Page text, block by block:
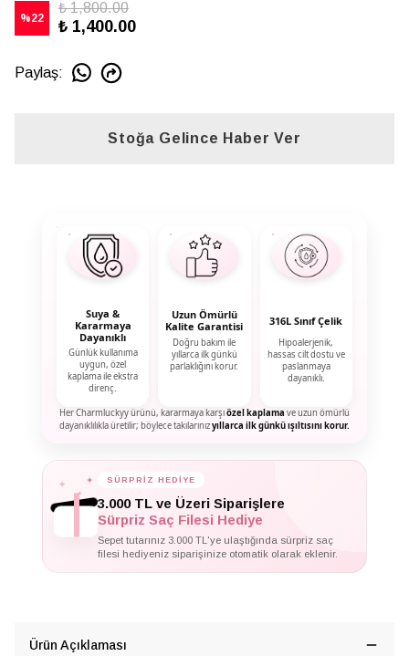
%22
₺ 1,800.00
₺ 1,400.00
Paylaş:
Stoğa Gelince Haber Ver
Suya &
Kararmaya
Dayanıklı
Günlük kullanıma
uygun, özel
kaplama ile ekstra
direnç.
Uzun Ömürlü
Kalite Garantisi
Doğru bakım ile
yıllarca ilk günkü
parlaklığını korur.
316L Sınıf Çelik
Hipoalerjenik,
hassas cilt dostu ve
paslanmaya
dayanıklı.
Her Charmluckyy ürünü, kararmaya karşıözel kaplama ve uzun ömürlü
dayanıklılıkla üretilir; böylece takılarınızyıllarca ilk günkü ışıltısını korur.
✦ SÜRPRİZ HEDİYE
3.000 TL ve Üzeri Siparişlere
Sürpriz Saç Filesi Hediye
Sepet tutarınız 3.000 TL'ye ulaştığında sürpriz saç
filesi hediyeniz siparişinize otomatik olarak eklenir.
Ürün Açıklaması